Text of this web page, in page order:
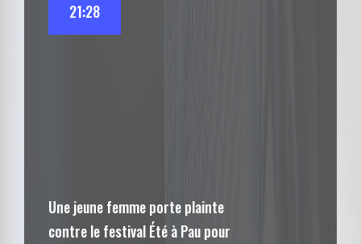
Une jeune femme porte plainte
contre le festival Été à Pau pour
21:28